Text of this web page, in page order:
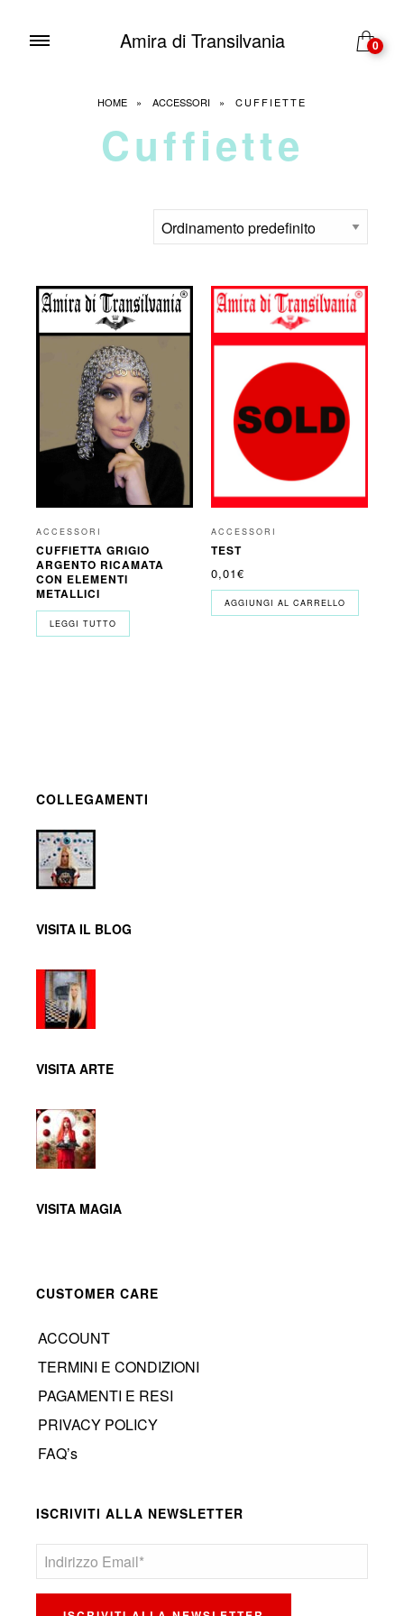
Amira di Transilvania 0
HOME » ACCESSORI » CUFFIETTE
Cuffiette
ACCESSORI
CUFFIETTA GRIGIO
ARGENTO RICAMATA
CON ELEMENTI
METALLICI
LEGGI TUTTO
ACCESSORI
TEST
0,01€
AGGIUNGI AL CARRELLO
COLLEGAMENTI
VISITA IL BLOG
VISITA ARTE
VISITA MAGIA
CUSTOMER CARE
ACCOUNT
TERMINI E CONDIZIONI
PAGAMENTI E RESI
PRIVACY POLICY
FAQ’s
ISCRIVITI ALLA NEWSLETTER